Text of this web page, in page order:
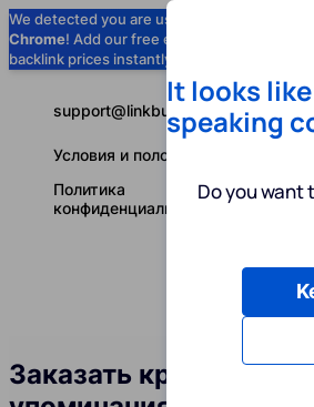
We detected you are using
Chrome! Add our free extension to check
backlink prices instantly as you browse.
support@linkbuilder.com
Условия и положения
Политика
конфиденциальности
Заказать крауд-
It looks
speaking
Do you want